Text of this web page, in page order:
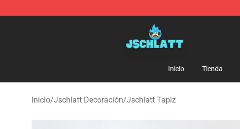
Jschlatt Store - Official Jschlatt Merchandise Shop
Inicio Tienda
Inicio/Jschlatt Decoración/Jschlatt Tapiz